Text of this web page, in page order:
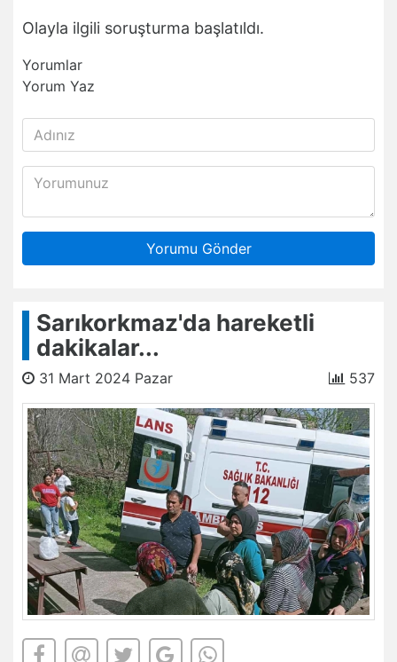
Olayla ilgili soruşturma başlatıldı.
Yorumlar
Yorum Yaz
Yorumu Gönder
Sarıkorkmaz'da hareketli
dakikalar...
31 Mart 2024 Pazar 537